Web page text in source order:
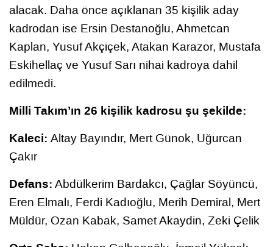
alacak. Daha önce açıklanan 35 kişilik aday
kadrodan ise Ersin Destanoğlu, Ahmetcan
Kaplan, Yusuf Akçiçek, Atakan Karazor, Mustafa
Eskihellaç ve Yusuf Sarı nihai kadroya dahil
edilmedi.
Milli Takım’ın 26 kişilik kadrosu şu şekilde:
Kaleci: Altay Bayındır, Mert Günok, Uğurcan
Çakır
Defans: Abdülkerim Bardakcı, Çağlar Söyüncü,
Eren Elmalı, Ferdi Kadıoğlu, Merih Demiral, Mert
Müldür, Ozan Kabak, Samet Akaydin, Zeki Çelik